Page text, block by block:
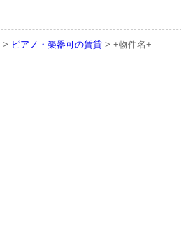
> ピアノ・楽器可の賃貸 > +物件名+